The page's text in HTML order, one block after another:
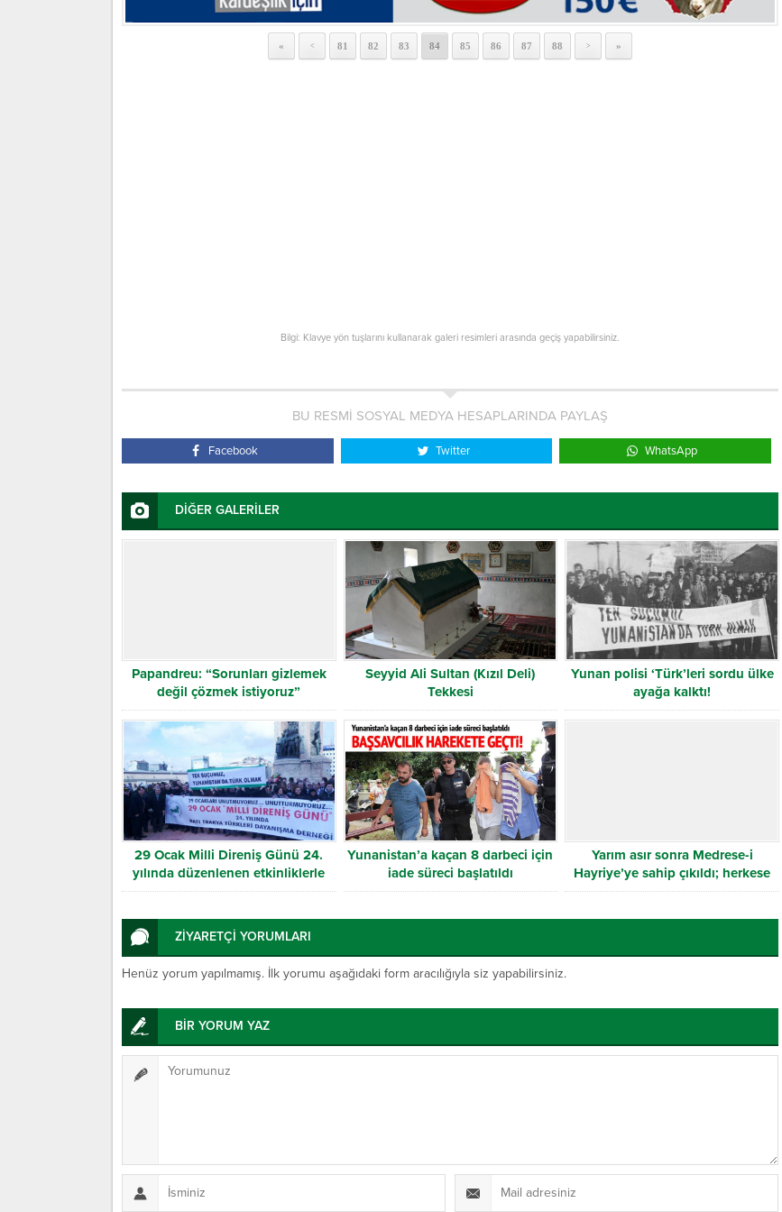
« < 81 82 83 84 85 86 87 88 > »
Bilgi: Klavye yön tuşlarını kullanarak galeri resimleri arasında geçiş yapabilirsiniz.
BU RESMİ SOSYAL MEDYA HESAPLARINDA PAYLAŞ
Facebook Twitter WhatsApp
DİĞER GALERİLER
Papandreu: “Sorunları gizlemek
değil çözmek istiyoruz”
Seyyid Ali Sultan (Kızıl Deli)
Tekkesi
Yunan polisi ‘Türk’leri sordu ülke
ayağa kalktı!
29 Ocak Milli Direniş Günü 24.
yılında düzenlenen etkinliklerle
anıldı
Yunanistan’a kaçan 8 darbeci için
iade süreci başlatıldı
Yarım asır sonra Medrese-i
Hayriye’ye sahip çıkıldı; herkese
duyurulur!
ZİYARETÇİ YORUMLARI
Henüz yorum yapılmamış. İlk yorumu aşağıdaki form aracılığıyla siz yapabilirsiniz.
BİR YORUM YAZ